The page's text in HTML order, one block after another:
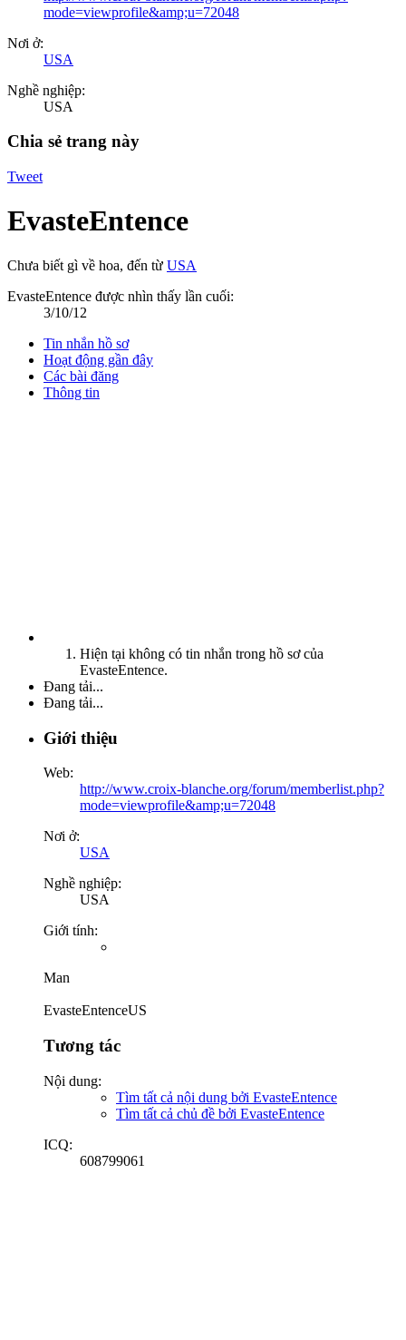
mode=viewprofile&amp;u=72048
Nơi ở:
USA
Nghề nghiệp:
USA
Chia sẻ trang này
Tweet
EvasteEntence
Chưa biết gì về hoa, đến từ USA
EvasteEntence được nhìn thấy lần cuối:
3/10/12
Tin nhắn hồ sơ
Hoạt động gần đây
Các bài đăng
Thông tin
Hiện tại không có tin nhắn trong hồ sơ của
EvasteEntence.
Đang tải...
Đang tải...
Giới thiệu
Web:
http://www.croix-blanche.org/forum/memberlist.php?
mode=viewprofile&amp;u=72048
Nơi ở:
USA
Nghề nghiệp:
USA
Giới tính:
Man
EvasteEntenceUS
Tương tác
Nội dung:
Tìm tất cả nội dung bởi EvasteEntence
Tìm tất cả chủ đề bởi EvasteEntence
ICQ:
608799061